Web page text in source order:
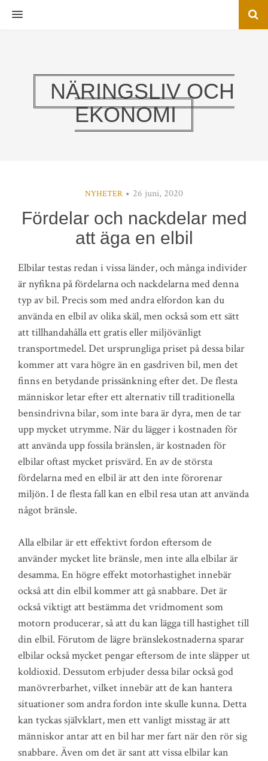
MENU
NÄRINGSLIV OCH
EKONOMI
NYHETER 26 juni, 2020
Fördelar och nackdelar med
att äga en elbil
Elbilar testas redan i vissa länder, och många individer
är nyfikna på fördelarna och nackdelarna med denna
typ av bil. Precis som med andra elfordon kan du
använda en elbil av olika skäl, men också som ett sätt
att tillhandahålla ett gratis eller miljövänligt
transportmedel. Det ursprungliga priset på dessa bilar
kommer att vara högre än en gasdriven bil, men det
finns en betydande prissänkning efter det. De flesta
människor letar efter ett alternativ till traditionella
bensindrivna bilar, som inte bara är dyra, men de tar
upp mycket utrymme. När du lägger i kostnaden för
att använda upp fossila bränslen, är kostnaden för
elbilar oftast mycket prisvärd. En av de största
fördelarna med en elbil är att den inte förorenar
miljön. I de flesta fall kan en elbil resa utan att använda
något bränsle.
Alla elbilar är ett effektivt fordon eftersom de
använder mycket lite bränsle, men inte alla elbilar är
desamma. En högre effekt motorhastighet innebär
också att din elbil kommer att gå snabbare. Det är
också viktigt att bestämma det vridmoment som
motorn producerar, så att du kan lägga till hastighet till
din elbil. Förutom de lägre bränslekostnaderna sparar
elbilar också mycket pengar eftersom de inte släpper ut
koldioxid. Dessutom erbjuder dessa bilar också god
manövrerbarhet, vilket innebär att de kan hantera
situationer som andra fordon inte skulle kunna. Detta
kan tyckas självklart, men ett vanligt misstag är att
människor antar att en bil har mer fart när den rör sig
snabbare. Även om det är sant att vissa elbilar kan